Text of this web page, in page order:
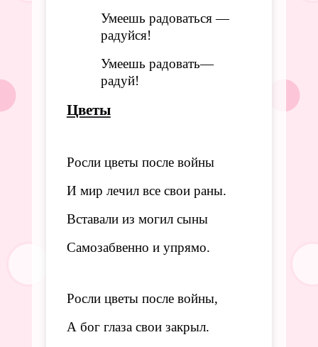
Умеешь радоваться —
радуйся!
Умеешь радовать—
радуй!
Цветы
Росли цветы после войны
И мир лечил все свои раны.
Вставали из могил сыны
Самозабвенно и упрямо.
Росли цветы после войны,
А бог глаза свои закрыл.